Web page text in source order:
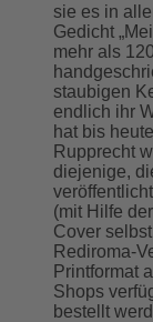
sie es in
Gedicht
mehr als
staubigen
endlich ihr
hat bis
Rupprecht
diejenige,
(mit Hilfe
Cover
Rediroma-
Printformat
Shops
bestellt